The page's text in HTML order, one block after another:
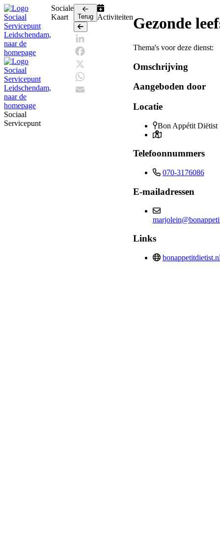
Sociaal
Servicepunt
Sociale
Kaart
Terug
Terug
LinkedIn
Facebook
X
WhatsApp
ActiviteitenGezonde
Thema's voor deze dienst:
Omschrijving
Aangeboden door
Locatie
Bon Appétit Diëtist
Telefoonnummers
070-3176086
E-mailadressen
Links